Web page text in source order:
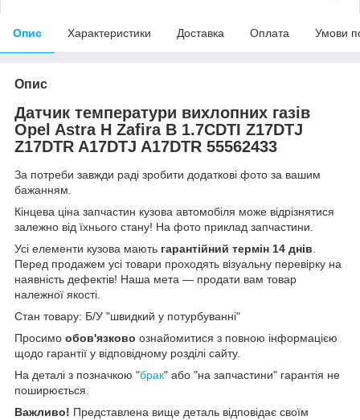
Опис Характеристики Доставка Оплата Умови
Опис
Датчик температури вихлопних газів
Opel Astra H Zafira B 1.7CDTI Z17DTJ
Z17DTR A17DTJ A17DTR 55562433
За потреби завжди раді зробити додаткові фото за вашим
бажанням.
Кінцева ціна запчастин кузова автомобіля може відрізнятися
залежно від їхнього стану! На фото приклад запчастини.
Усі елементи кузова мають гарантійний термін 14 днів.
Перед продажем усі товари проходять візуальну перевірку на
наявність дефектів! Наша мета — продати вам товар
належної якості.
Стан товару: Б/У "швидкий у потурбуванні"
Просимо обов'язково ознайомитися з повною інформацією
щодо гарантії у відповідному розділі сайту.
На деталі з позначкою "брак" або "на запчастини" гарантія не
поширюється.
Важливо! Представлена вище деталь відповідає своїм